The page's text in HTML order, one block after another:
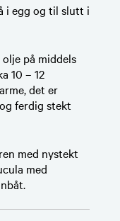
i egg og til slutt i
på middels
10 – 12
det er
ferdig stekt
med nystekt
med